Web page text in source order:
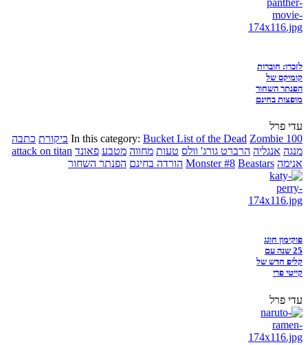
לזכרו: חוברות
קומיקס של
הפנתר השחור
מופצות בחינם
עדי פרל
In this category: Bucket List of the Dead Zombie 100 ביקורת כתבה
מנגה אנגליה הרברט גורג' וולס טעות מחווה מטבע פאונד attack on titan
אנימה
Monster #8 Beastars הורדה בחינם הפנתר השחור
פוקימון חוגג
25 שנה עם
קליפ חדש של
קייטי פרי
עדי פרל